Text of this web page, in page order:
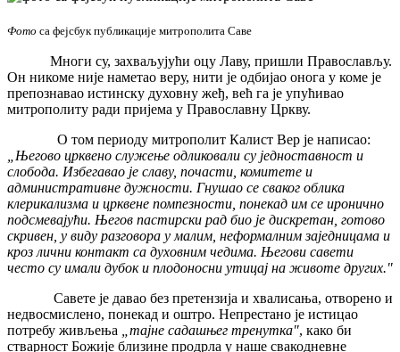
Фото са фејсбук публикације митрополита Саве
Многи су, захваљујући оцу Лаву, пришли Православљу.
Он никоме није наметао веру, нити је одбијао онога у коме је
препознавао истинску духовну жеђ, већ га је упућивао
митрополиту ради пријема у Православну Цркву.
О том периоду митрополит Калист Вер је написао:
„Његово црквено служење одликовали су једноставност и
слобода. Избегавао је славу, почасти, комитете и
административне дужности. Гнушао се сваког облика
клерикализма и црквене помпезности, понекад им се иронично
подсмевајући. Његов пастирски рад био је дискретан, готово
скривен, у виду разговора у малим, неформалним заједницама и
кроз лични контакт са духовним чедима. Његови савети
често су имали дубок и плодоносни утицај на животе других."
Савете је давао без претензија и хвалисања, отворено и
недвосмислено, понекад и оштро. Непрестано је истицао
потребу живљења
„тајне садашњег тренутка", како би
стварност Божије близине продрла у наше свакодневне